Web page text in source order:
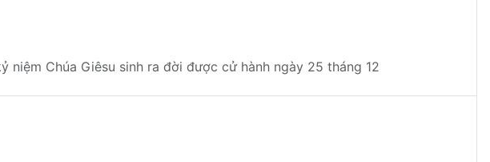
niệm Chúa Giêsu sinh ra đời được cử hành ngày 25 tháng 12